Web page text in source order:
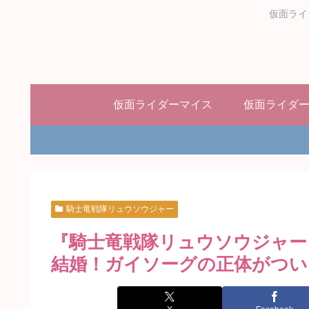
仮面ラ
仮面ライダーマイス 仮面ライダ
騎士竜戦隊リュウソウジャー
『騎士竜戦隊リュウソウジャ
結婚！ガイソーグの正体がつ